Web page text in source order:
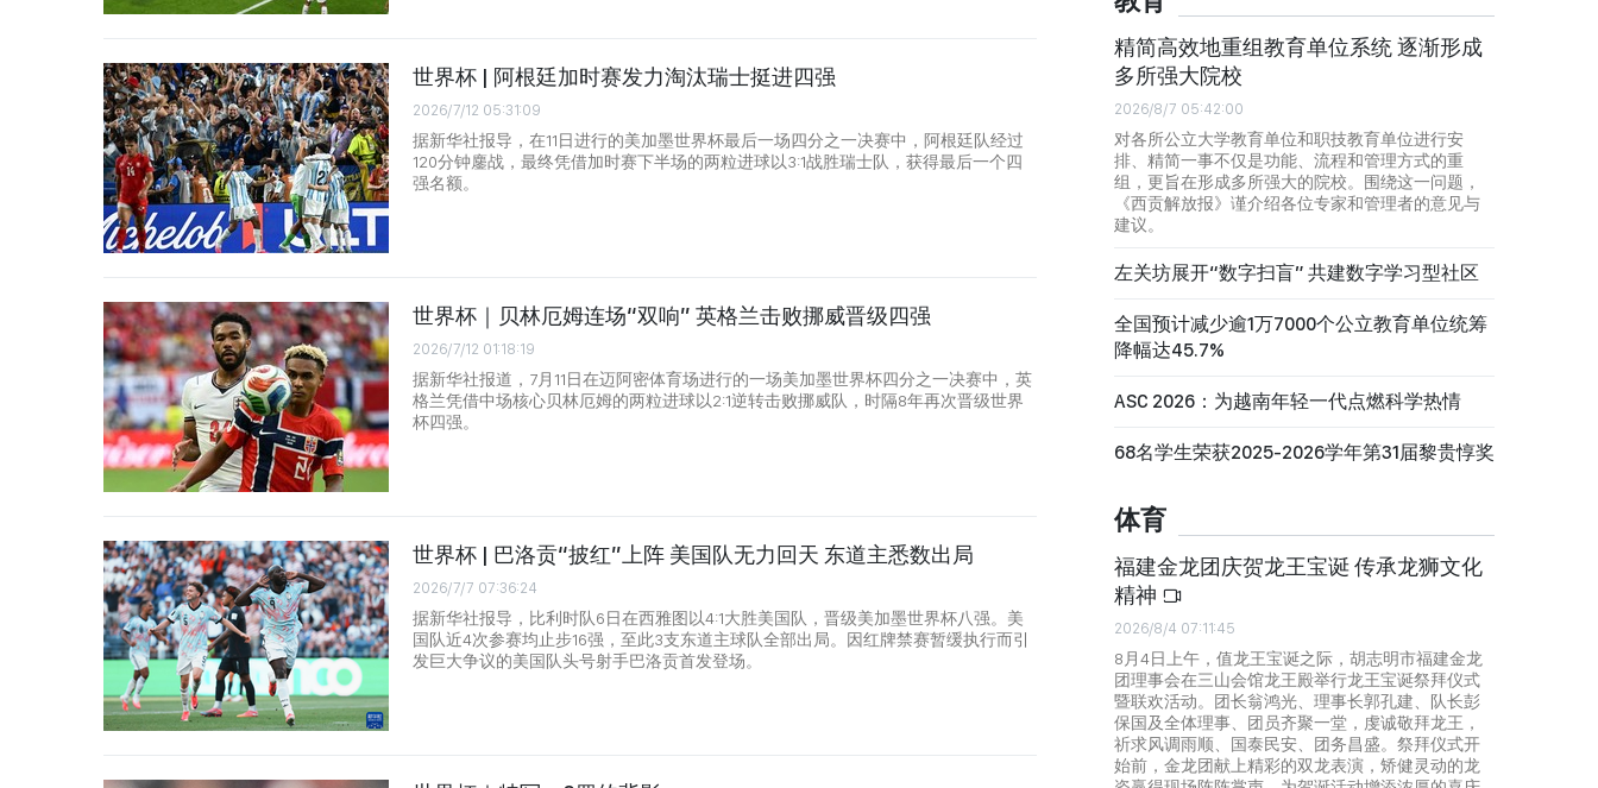
世界杯 | 阿根廷加时赛发力淘汰瑞士挺进四强
2026/7/12 05:31:09
据新华社报导，在11日进行的美加墨世界杯最后一场四分之一决赛中，阿根廷队经过
120分钟鏖战，最终凭借加时赛下半场的两粒进球以3:1战胜瑞士队，获得最后一个四
强名额。
世界杯｜贝林厄姆连场“双响” 英格兰击败挪威晋级四强
2026/7/12 01:18:19
据新华社报道，7月11日在迈阿密体育场进行的一场美加墨世界杯四分之一决赛中，英
格兰凭借中场核心贝林厄姆的两粒进球以2:1逆转击败挪威队，时隔8年再次晋级世界
杯四强。
世界杯 | 巴洛贡“披红”上阵 美国队无力回天 东道主悉数出局
2026/7/7 07:36:24
据新华社报导，比利时队6日在西雅图以4:1大胜美国队，晋级美加墨世界杯八强。美
国队近4次参赛均止步16强，至此3支东道主球队全部出局。因红牌禁赛暂缓执行而引
发巨大争议的美国队头号射手巴洛贡首发登场。
精简高效地重组教育单位系统 逐渐形成
多所强大院校
2026/8/7 05:42:00
对各所公立大学教育单位和职技教育单位进行安
排、精简一事不仅是功能、流程和管理方式的重
组，更旨在形成多所强大的院校。围绕这一问题，
《西贡解放报》谨介绍各位专家和管理者的意见与
建议。
左关坊展开“数字扫盲” 共建数字学习型社区
全国预计减少逾1万7000个公立教育单位统筹
降幅达45.7%
ASC 2026：为越南年轻一代点燃科学热情
68名学生荣获2025-2026学年第31届黎贵惇奖
体育
福建金龙团庆贺龙王宝诞 传承龙狮文化
精神
2026/8/4 07:11:45
8月4日上午，值龙王宝诞之际，胡志明市福建金龙
团理事会在三山会馆龙王殿举行龙王宝诞祭拜仪式
暨联欢活动。团长翁鸿光、理事长郭孔建、队长彭
保国及全体理事、团员齐聚一堂，虔诚敬拜龙王，
祈求风调雨顺、国泰民安、团务昌盛。祭拜仪式开
始前，金龙团献上精彩的双龙表演，矫健灵动的龙